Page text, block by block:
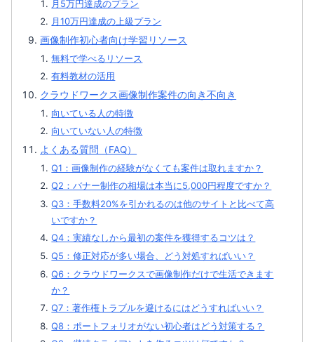
月5万円達成のプラン
月10万円達成の上級プラン
画像制作初心者向け学習リソース
無料で学べるリソース
有料教材の活用
クラウドワークス画像制作案件の向き不向き
向いている人の特徴
向いていない人の特徴
よくある質問（FAQ）
Q1：画像制作の経験がなくても案件は取れますか？
Q2：バナー制作の相場は本当に5,000円程度ですか？
Q3：手数料20%を引かれるのは他のサイトと比べて高
いですか？
Q4：実績なしから最初の案件を獲得するコツは？
Q5：修正対応が多い場合、どう対処すればいい？
Q6：クラウドワークスで画像制作だけで生活できます
か？
Q7：著作権トラブルを避けるにはどうすればいい？
Q8：ポートフォリオがない初心者はどう対策する？